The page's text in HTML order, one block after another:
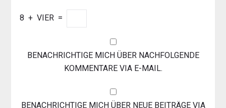
8 + VIER =
BENACHRICHTIGE MICH ÜBER NACHFOLGENDE
KOMMENTARE VIA E-MAIL.
BENACHRICHTIGE MICH ÜBER NEUE BEITRÄGE VIA